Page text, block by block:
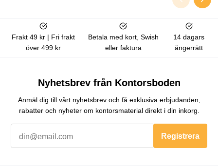
Frakt 49 kr | Fri frakt
över 499 kr
Betala med kort, Swish
eller faktura
14 dagars
ångerrätt
Nyhetsbrev från Kontorsboden
Anmäl dig till vårt nyhetsbrev och få exklusiva erbjudanden,
rabatter och nyheter om kontorsmaterial direkt i din inkorg.
Registrera